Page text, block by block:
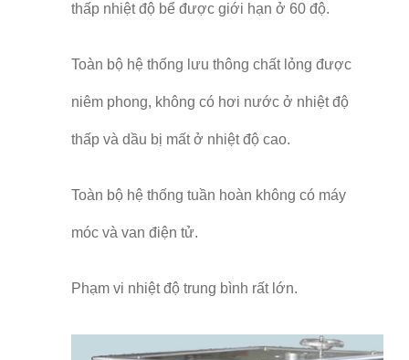
thấp nhiệt độ bể được giới hạn ở 60 độ.
Toàn bộ hệ thống lưu thông chất lỏng được
niêm phong, không có hơi nước ở nhiệt độ
thấp và dầu bị mất ở nhiệt độ cao.
Toàn bộ hệ thống tuần hoàn không có máy
móc và van điện tử.
Phạm vi nhiệt độ trung bình rất lớn.